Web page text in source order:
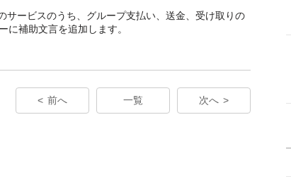
サービスのうち、グループ支払い、送金、受け取りの
に補助文言を追加します。
前へ 一覧 次へ